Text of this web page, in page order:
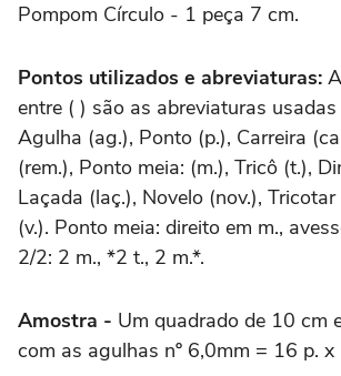
Pompom Círculo - 1 peça 7 cm.
Pontos utilizados e abreviaturas:
entre ( ) são as abreviaturas usadas
Agulha (ag.), Ponto (p.), Carreira
(rem.), Ponto meia: (m.), Tricô (t.),
Laçada (laç.), Novelo (nov.), Tricotar
(v.). Ponto meia: direito em m.,
2/2: 2 m., *2 t., 2 m.*.
Amostra - Um quadrado de 10 cm
com as agulhas nº 6,0mm = 16 p. x